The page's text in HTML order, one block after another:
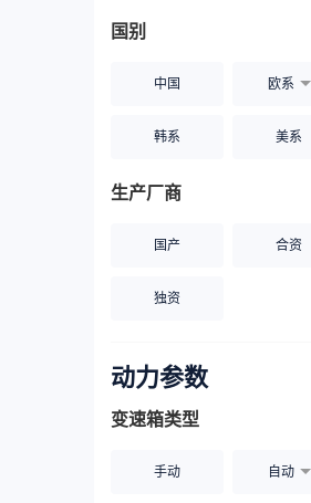
国别
中国 欧系
韩系 美系
生产厂商
国产 合资
独资
动力参数
变速箱类型
手动 自动